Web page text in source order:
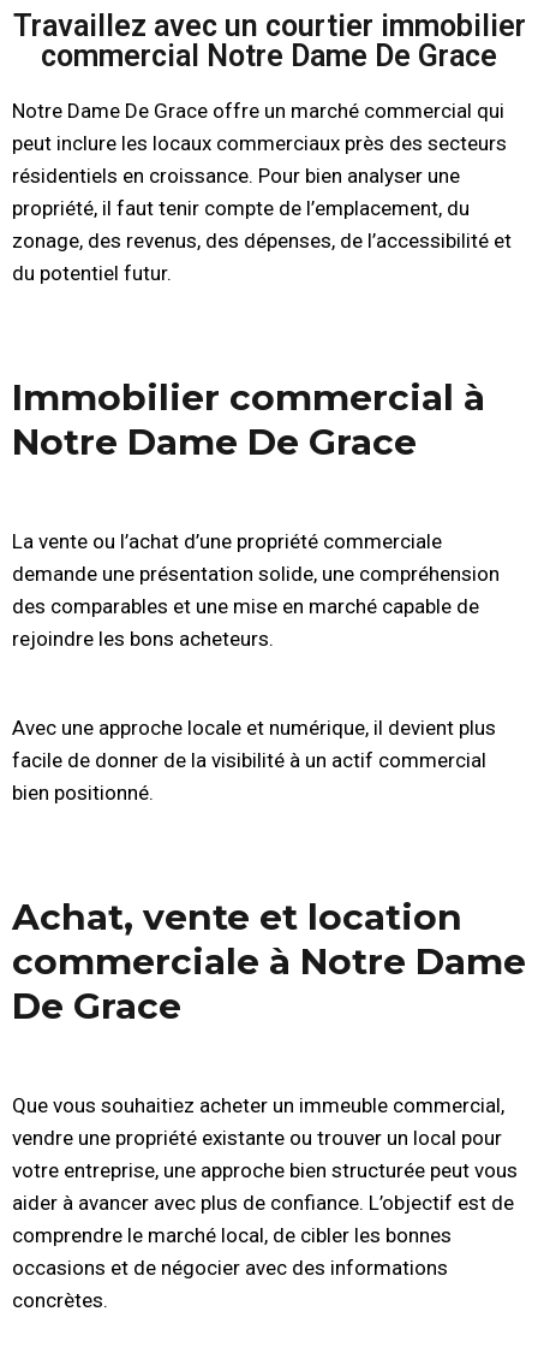
Travaillez avec un courtier immobilier
commercial Notre Dame De Grace
Notre Dame De Grace offre un marché commercial qui
peut inclure les locaux commerciaux près des secteurs
résidentiels en croissance. Pour bien analyser une
propriété, il faut tenir compte de l’emplacement, du
zonage, des revenus, des dépenses, de l’accessibilité et
du potentiel futur.
Immobilier commercial à
Notre Dame De Grace
La vente ou l’achat d’une propriété commerciale
demande une présentation solide, une compréhension
des comparables et une mise en marché capable de
rejoindre les bons acheteurs.
Avec une approche locale et numérique, il devient plus
facile de donner de la visibilité à un actif commercial
bien positionné.
Achat, vente et location
commerciale à Notre Dame
De Grace
Que vous souhaitiez acheter un immeuble commercial,
vendre une propriété existante ou trouver un local pour
votre entreprise, une approche bien structurée peut vous
aider à avancer avec plus de confiance. L’objectif est de
comprendre le marché local, de cibler les bonnes
occasions et de négocier avec des informations
concrètes.